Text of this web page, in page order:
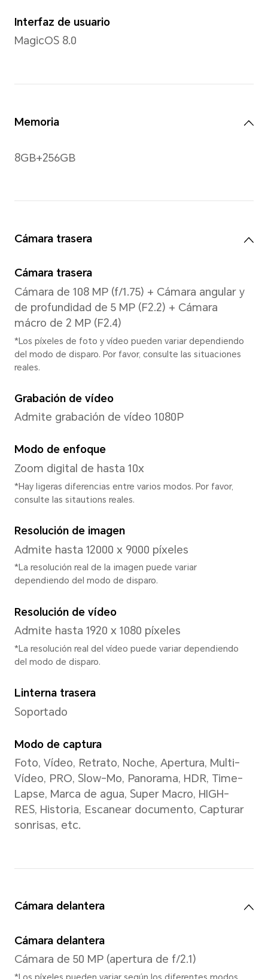
Resolución
2412 x 1080
*La resolución medida como un
Gestos
Procesador
Modelo de CPU
MediaTek Dimensity 6080
Tipo de CPU
Procesador Octa-core
Frecuencia de CPU
2*A76 2.4GHz + 6*A55
*La frecuencia real puede
aplicación de forma inteligente.
GPU
Mali-G57 MC2
Tipo de teclado
Gestos, navegación con
Funciones
Reconocimiento facial/
mano/Modo oscuro/